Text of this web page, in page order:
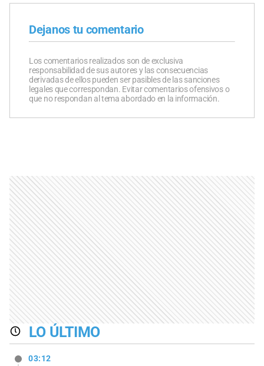
Dejanos tu comentario
Los comentarios realizados son de exclusiva
responsabilidad de sus autores y las consecuencias
derivadas de ellos pueden ser pasibles de las sanciones
legales que correspondan. Evitar comentarios ofensivos o
que no respondan al tema abordado en la información.
LO ÚLTIMO
03:12